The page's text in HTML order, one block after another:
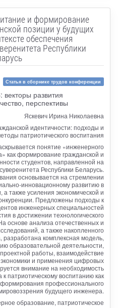
и формирование
позиции у будущих
обеспечения
Республики
Статья в сборнике трудов конференции
развития
перспективы
Яскевич Ирина Николаевна
идентичности: подходы и
патриотического воспитания
понятие «инженерного
как формирование гражданской и
студентов, направленной на
Республики Беларусь.
основывается на стремлении
инновационному развитию в
а также усиления экономической и
Предложены подходы к
инженерных специальностей
в достижении технологического
основе анализа отечественных и
а также накопленного
разработана комплексная модель,
образовательной деятельности,
работы, взаимодействие
и применения цифровых
внимание на необходимость
к патриотическому воспитанию как
профессионального
будущего инженера.
образование, патриотическое